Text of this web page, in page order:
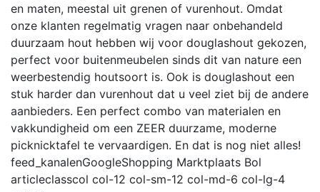
en maten, meestal uit grenen of vurenhout. Omdat
onze klanten regelmatig vragen naar onbehandeld
duurzaam hout hebben wij voor douglashout gekozen,
perfect voor buitenmeubelen sinds dit van nature een
weerbestendig houtsoort is. Ook is douglashout een
stuk harder dan vurenhout dat u veel ziet bij de andere
aanbieders. Een perfect combo van materialen en
vakkundigheid om een ZEER duurzame, moderne
picknicktafel te vervaardigen. En dat is nog niet alles!
feed_kanalenGoogleShopping Marktplaats Bol
articleclasscol col-12 col-sm-12 col-md-6 col-lg-4